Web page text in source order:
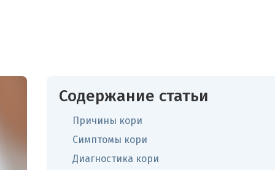
Содержание статьи
Причины кори
Симптомы кори
Диагностика кори